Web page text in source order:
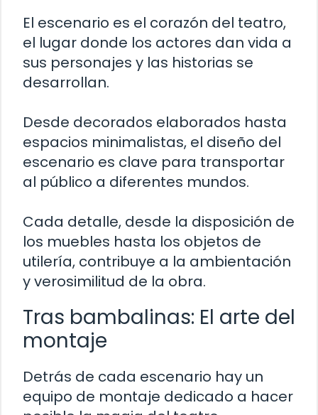
El escenario es el corazón del teatro,
el lugar donde los actores dan vida a
sus personajes y las historias se
desarrollan.
Desde decorados elaborados hasta
espacios minimalistas, el diseño del
escenario es clave para transportar
al público a diferentes mundos.
Cada detalle, desde la disposición de
los muebles hasta los objetos de
utilería, contribuye a la ambientación
y verosimilitud de la obra.
Tras bambalinas: El arte del
montaje
Detrás de cada escenario hay un
equipo de montaje dedicado a hacer